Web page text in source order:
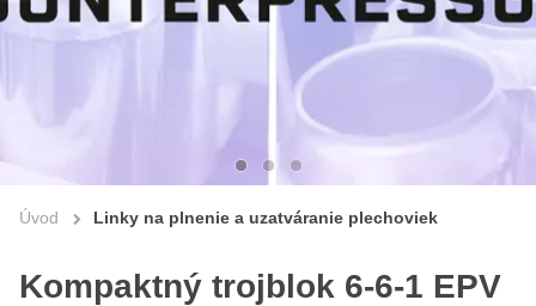
Úvod Linky na plnenie a uzatváranie plechoviek
Kompaktný trojblok 6-6-1 EPV